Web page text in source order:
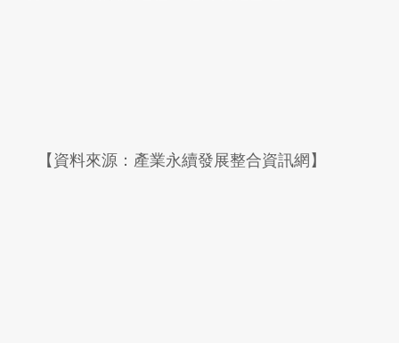
【資料來源：產業永續發展整合資訊網】